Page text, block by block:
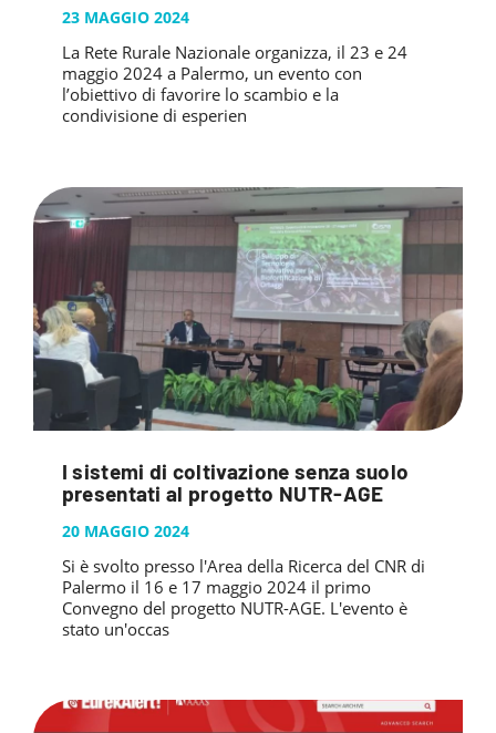
23 MAGGIO 2024
La Rete Rurale Nazionale organizza, il 23 e 24
maggio 2024 a Palermo, un evento con
l’obiettivo di favorire lo scambio e la
condivisione di esperien
I sistemi di coltivazione senza suolo
presentati al progetto NUTR-AGE
20 MAGGIO 2024
Si è svolto presso l'Area della Ricerca del CNR di
Palermo il 16 e 17 maggio 2024 il primo
Convegno del progetto NUTR-AGE. L'evento è
stato un'occas